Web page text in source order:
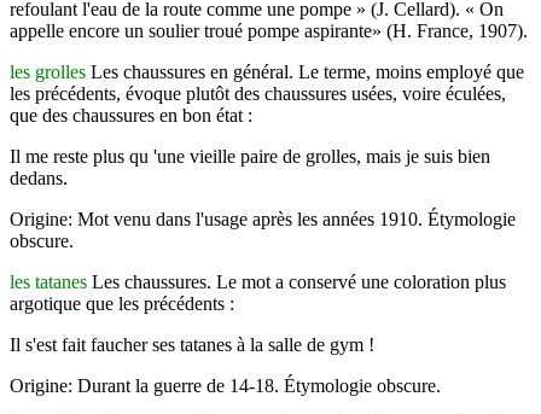
refoulant l'eau de la route comme une pompe » (J. Cellard). « On
appelle encore un soulier troué pompe aspirante» (H. France, 1907).
les grolles Les chaussures en général. Le terme, moins employé que
les précédents, évoque plutôt des chaussures usées, voire éculées,
que des chaussures en bon état :
Il me reste plus qu 'une vieille paire de grolles, mais je suis bien
dedans.
Origine: Mot venu dans l'usage après les années 1910. Étymologie
obscure.
les tatanes Les chaussures. Le mot a conservé une coloration plus
argotique que les précédents :
Il s'est fait faucher ses tatanes à la salle de gym !
Origine: Durant la guerre de 14-18. Étymologie obscure.